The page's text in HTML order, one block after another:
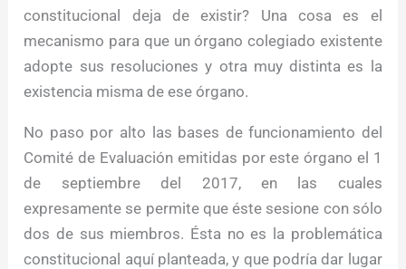
constitucional deja de existir? Una cosa es el
mecanismo para que un órgano colegiado existente
adopte sus resoluciones y otra muy distinta es la
existencia misma de ese órgano.
No paso por alto las bases de funcionamiento del
Comité de Evaluación emitidas por este órgano el 1
de septiembre del 2017, en las cuales
expresamente se permite que éste sesione con sólo
dos de sus miembros. Ésta no es la problemática
constitucional aquí planteada, y que podría dar lugar